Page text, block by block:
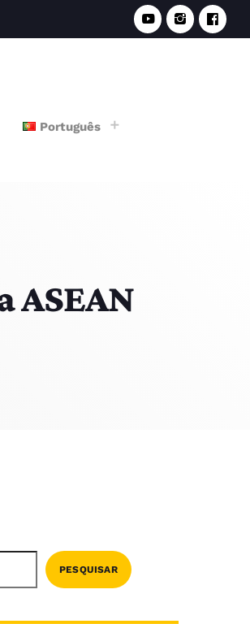
Português
ASEAN
PESQUISAR